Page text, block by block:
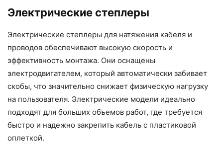
Электрические степлеры
Электрические степлеры для натяжения кабеля и
проводов обеспечивают высокую скорость и
эффективность монтажа. Они оснащены
электродвигателем, который автоматически забивает
скобы, что значительно снижает физическую нагрузку
на пользователя. Электрические модели идеально
подходят для больших объемов работ, где требуется
быстро и надежно закрепить кабель с пластиковой
оплеткой.